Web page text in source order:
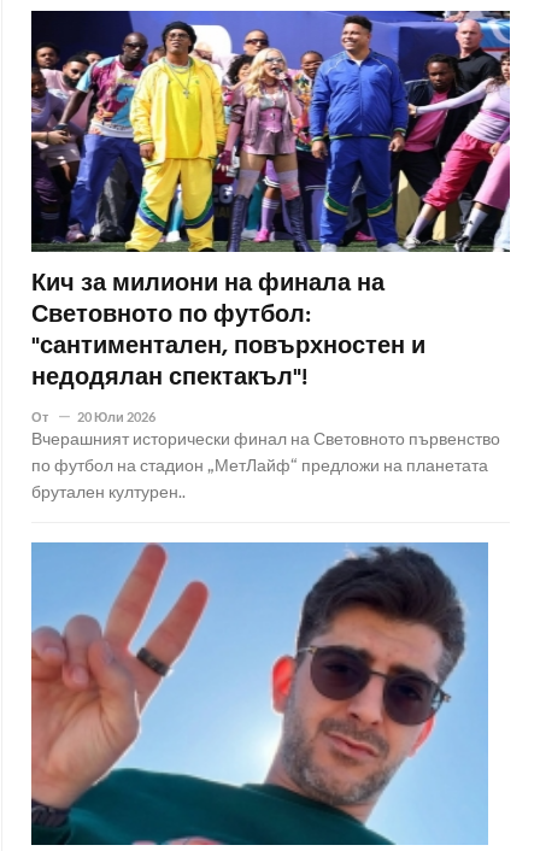
Кич за милиони на финала на
Световното по футбол:
"сантиментален, повърхностен и
недодялан спектакъл"!
От 20 Юли 2026
Вчерашният исторически финал на Световното първенство
по футбол на стадион „МетЛайф“ предложи на планетата
брутален културен..